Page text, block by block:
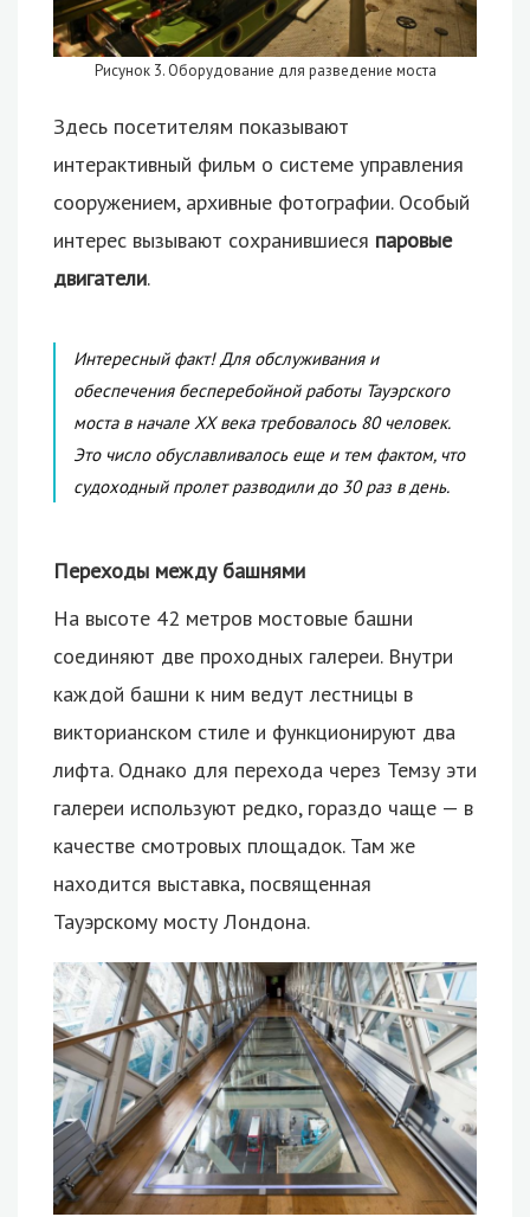
Рисунок 3. Оборудование для разведение моста
Здесь посетителям показывают
интерактивный фильм о системе управления
сооружением, архивные фотографии. Особый
интерес вызывают сохранившиеся паровые
двигатели.
Интересный факт! Для обслуживания и
обеспечения бесперебойной работы Тауэрского
моста в начале XX века требовалось 80 человек.
Это число обуславливалось еще и тем фактом, что
судоходный пролет разводили до 30 раз в день.
Переходы между башнями
На высоте 42 метров мостовые башни
соединяют две проходных галереи. Внутри
каждой башни к ним ведут лестницы в
викторианском стиле и функционируют два
лифта. Однако для перехода через Темзу эти
галереи используют редко, гораздо чаще — в
качестве смотровых площадок. Там же
находится выставка, посвященная
Тауэрскому мосту Лондона.